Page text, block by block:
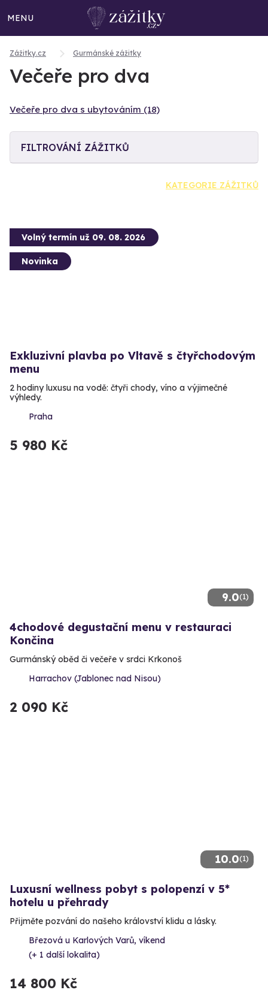
MENU
Zážitky.cz Gurmánské zážitky
Večeře pro dva
Večeře pro dva s ubytováním (18)
FILTROVÁNÍ ZÁŽITKŮ
KATEGORIE ZÁŽITKŮ
Volný termín už 09. 08. 2026
Novinka
Exkluzivní plavba po Vltavě s čtyřchodovým
menu
2 hodiny luxusu na vodě: čtyři chody, víno a výjimečné
výhledy.
Praha
5 980 Kč
9.0(1)
4chodové degustační menu v restauraci
Končina
Gurmánský oběd či večeře v srdci Krkonoš
Harrachov (Jablonec nad Nisou)
2 090 Kč
10.0(1)
Luxusní wellness pobyt s polopenzí v 5*
hotelu u přehrady
Přijměte pozvání do našeho království klidu a lásky.
Březová u Karlových Varů, víkend
(+ 1 další lokalita)
14 800 Kč